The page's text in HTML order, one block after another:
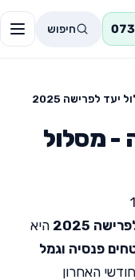
חיפוש
לפרישה 2025
- מסלול
2025
היא
פנסיה וגמל
האחרון